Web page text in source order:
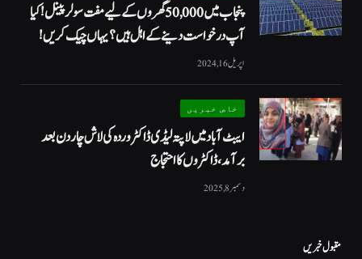
پنجاب میں 50,000 گھروں کے لیے مفت سولر پینل! کیا
آپ درخواست دینے کے اہل ہیں؟ یہاں چیک کریں!
اپریل 16, 2024
خاص خبریں
ایبٹ آباد میں لاپتہ لیڈی ڈاکٹر وردہ کی لاش چار دن بعد
برآمد، ڈاکٹروں کا احتجاج
دسمبر 8, 2025
مقبول خبریں